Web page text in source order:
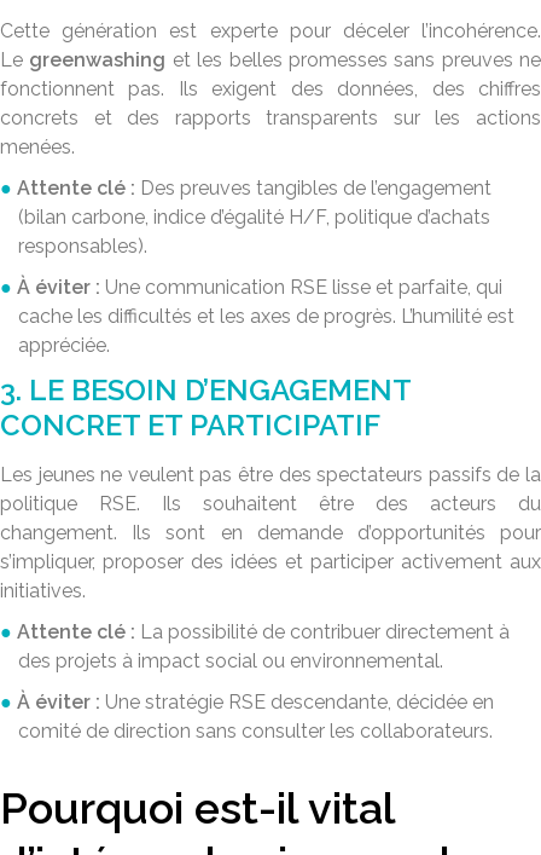
Cette génération est experte pour déceler l’incohérence.
Le greenwashing et les belles promesses sans preuves ne
fonctionnent pas. Ils exigent des données, des chiffres
concrets et des rapports transparents sur les actions
menées.
Attente clé : Des preuves tangibles de l’engagement
(bilan carbone, indice d’égalité H/F, politique d’achats
responsables).
À éviter : Une communication RSE lisse et parfaite, qui
cache les difficultés et les axes de progrès. L’humilité est
appréciée.
3. LE BESOIN D’ENGAGEMENT
CONCRET ET PARTICIPATIF
Les jeunes ne veulent pas être des spectateurs passifs de la
politique RSE. Ils souhaitent être des acteurs du
changement. Ils sont en demande d’opportunités pour
s’impliquer, proposer des idées et participer activement aux
initiatives.
Attente clé : La possibilité de contribuer directement à
des projets à impact social ou environnemental.
À éviter : Une stratégie RSE descendante, décidée en
comité de direction sans consulter les collaborateurs.
Pourquoi est-il vital